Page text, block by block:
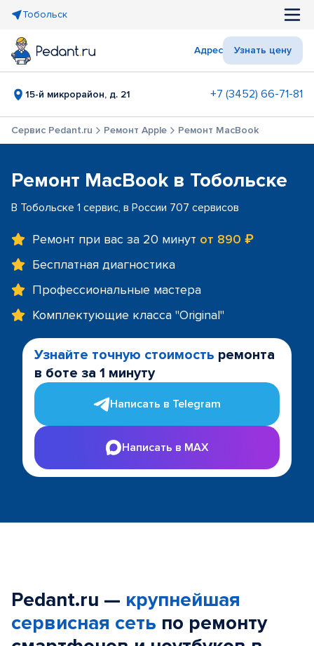
Тобольск
Адрес Узнать цену
15-й микрорайон, д. 21 +7 (3452) 66-71-81
Сервис Pedant.ru Ремонт Apple Ремонт MacBook
Ремонт MacBook в Тобольске
В Тобольске 1 сервис, в России 707 сервисов
Ремонт при вас за 20 минут от 890 ₽
Бесплатная диагностика
Профессиональные мастера
Комплектующие класса "Original"
Узнайте точную стоимость ремонта
в боте за 1 минуту
Написать в Telegram
Написать в MAX
Pedant.ru — крупнейшая
сервисная сеть по ремонту